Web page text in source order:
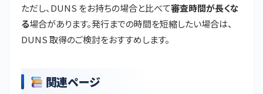
ただし、DUNS をお持ちの場合と比べて審査時間が長くな
る場合があります。発行までの時間を短縮したい場合は、
DUNS 取得のご検討をおすすめします。
関連ページ